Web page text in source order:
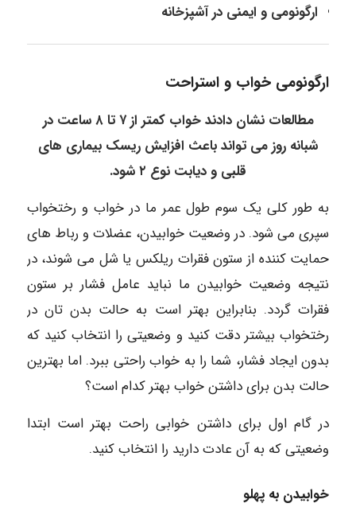
ارگونومی و ایمنی در آشپزخانه
ارگونومی خواب و استراحت
مطالعات نشان دادند خواب کمتر از ۷ تا ۸ ساعت در
شبانه روز می تواند باعث افزایش ریسک بیماری های
قلبی و دیابت نوع ۲ شود.
به طور کلی یک سوم طول عمر ما در خواب و رختخواب
سپری می شود. در وضعیت خوابیدن، عضلات و رباط های
حمایت کننده از ستون فقرات ریلکس یا شل می شوند، در
نتیجه وضعیت خوابیدن ما نباید عامل فشار بر ستون
فقرات گردد. بنابراین بهتر است به حالت بدن تان در
رختخواب بیشتر دقت کنید و وضعیتی را انتخاب کنید که
بدون ایجاد فشار، شما را به خواب راحتی ببرد. اما بهترین
حالت بدن برای داشتن خواب بهتر کدام است؟
در گام اول برای داشتن خوابی راحت بهتر است ابتدا
وضعیتی که به آن عادت دارید را انتخاب کنید.
خوابیدن به پهلو